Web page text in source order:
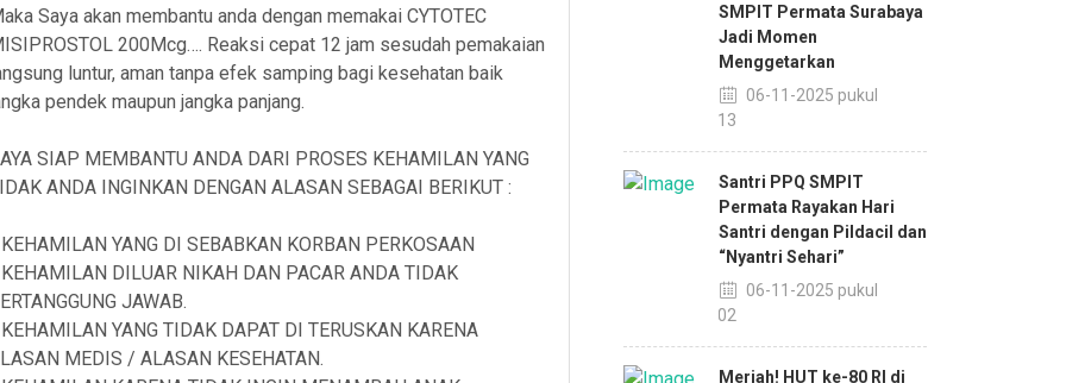
Saya akan membantu anda dengan memakai CYTOTEC
200Mcg…. Reaksi cepat 12 jam sesudah pemakaian
luntur, aman tanpa efek samping bagi kesehatan baik
pendek maupun jangka panjang.
SIAP MEMBANTU ANDA DARI PROSES KEHAMILAN YANG
ANDA INGINKAN DENGAN ALASAN SEBAGAI BERIKUT :
YANG DI SEBABKAN KORBAN PERKOSAAN
DILUAR NIKAH DAN PACAR ANDA TIDAK
JAWAB.
YANG TIDAK DAPAT DI TERUSKAN KARENA
MEDIS / ALASAN KESEHATAN.
SMPIT Permata Surabaya
Jadi Momen
Menggetarkan
06-11-2025 pukul
14:13
Santri PPQ SMPIT
Permata Rayakan Hari
Santri dengan Pildacil dan
“Nyantri Sehari”
06-11-2025 pukul
14:02
Meriah! HUT ke-80 RI di